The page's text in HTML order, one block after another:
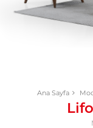
Ana Sayfa